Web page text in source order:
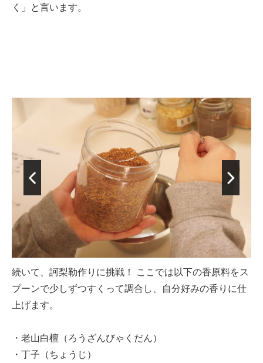
く」と言います。
続いて、訶梨勒作りに挑戦！ ここでは以下の香原料をス
プーンで少しずつすくって調合し、自分好みの香りに仕
上げます。
・老山白檀（ろうざんびゃくだん）
・丁子（ちょうじ）